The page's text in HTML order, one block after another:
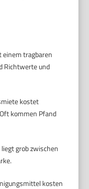
einem tragbaren
Richtwerte und
kostet
kommen Pfand
grob zwischen
kosten